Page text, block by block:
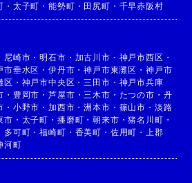
・ 太子町 ・能勢町 ・ 田尻町 ・ 千早赤阪村
尼崎市 ・明石市 ・ 加古川市 ・ 神戸市西区 ・
市垂水区 ・伊丹市 ・神戸市東灘区 ・ 神戸市
区 ・ 神戸市中央区 ・ 三田市 ・ 神戸市兵庫
・ 豊岡市 ・芦屋市 ・ 三木市 ・ たつの市 ・ 丹
・ 小野市 ・加西市 ・洲本市 ・ 篠山市 ・ 淡路
市 ・ 太子町 ・ 播磨町 ・朝来市 ・猪名川町 ・
多可町 ・福崎町 ・ 香美町 ・ 佐用町 ・
上郡
河町